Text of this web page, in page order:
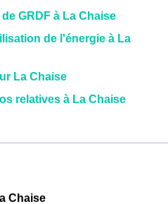
GRDF à La Chaise
de l'énergie à La
La Chaise
relatives à La Chaise
Chaise